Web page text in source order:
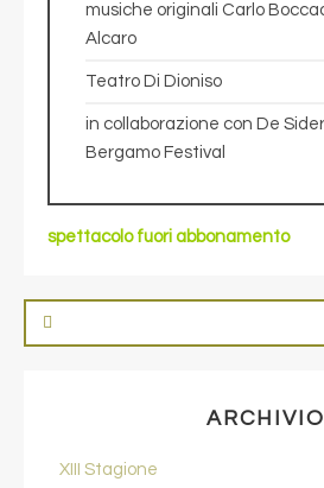
musiche originali Carlo
Alcaro
Teatro Di Dioniso
in collaborazione con De
Bergamo Festival
spettacolo fuori abbonamento
ARCHIVIO
XIII Stagione